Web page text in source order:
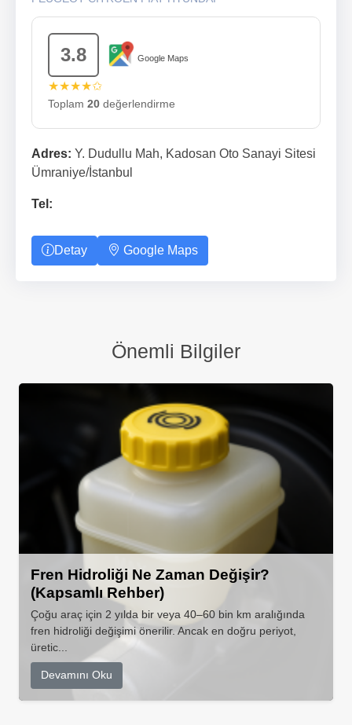
3.8 Google Maps
★★★★✩
Toplam 20 değerlendirme
Adres: Y. Dudullu Mah, Kadosan Oto Sanayi Sitesi
Ümraniye/İstanbul
Tel:
Detay Google Maps
Önemli Bilgiler
Fren Hidroliği Ne Zaman Değişir?
(Kapsamlı Rehber)
Çoğu araç için 2 yılda bir veya 40–60 bin km aralığında
fren hidroliği değişimi önerilir. Ancak en doğru periyot,
üretic...
Devamını Oku